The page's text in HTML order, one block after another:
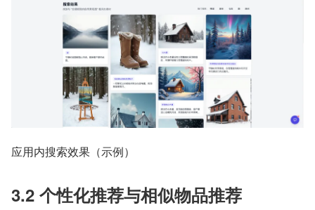
应用内搜索效果（示例）
3.2 个性化推荐与相似物品推荐